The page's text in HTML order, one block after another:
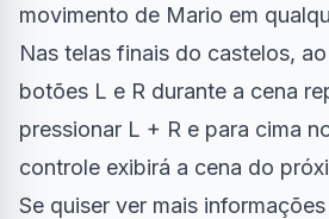
movimento de Mario em
Nas telas finais do castelos,
botões L e R durante a cena
pressionar L + R e para cima
controle exibirá a cena do
Se quiser ver mais